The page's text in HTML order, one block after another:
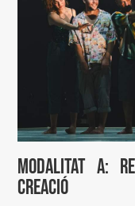
MODALITAT A:
CREACIÓ